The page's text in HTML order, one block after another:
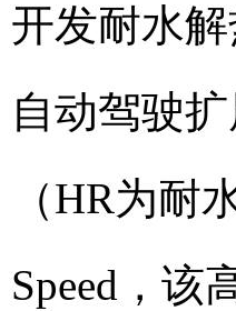
开发耐水
自动驾驶
（HR为耐
Speed，该